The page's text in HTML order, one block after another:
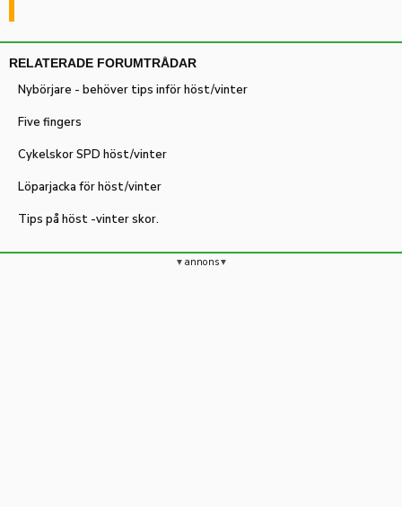
RELATERADE FORUMTRÅDAR
Nybörjare - behöver tips inför höst/vinter
Five fingers
Cykelskor SPD höst/vinter
Löparjacka för höst/vinter
Tips på höst -vinter skor.
annons